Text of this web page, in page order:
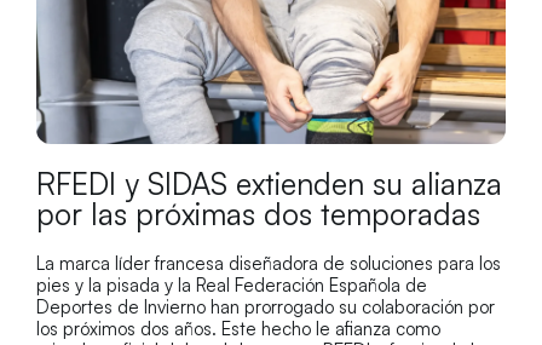
RFEDI y SIDAS extienden su alianza
por las próximas dos temporadas
La marca líder francesa diseñadora de soluciones para los
pies y la pisada y la Real Federación Española de
Deportes de Invierno han prorrogado su colaboración por
los próximos dos años. Este hecho le afianza como